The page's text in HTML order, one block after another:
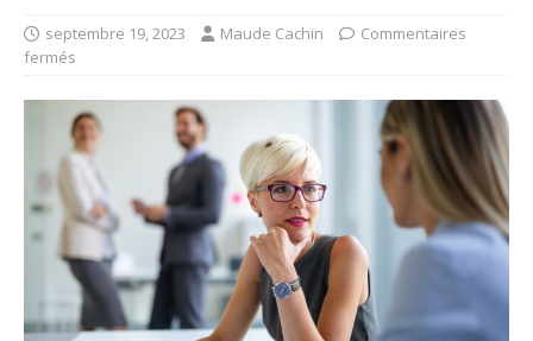
septembre 19, 2023 Maude Cachin
Commentaires
fermés